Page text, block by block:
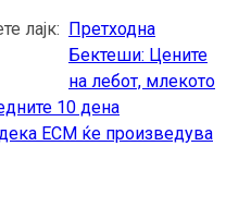
лајк: Претходна
Бектеши: Цените
на лебот, млекото
10 дена
ЕСМ ќе произведува